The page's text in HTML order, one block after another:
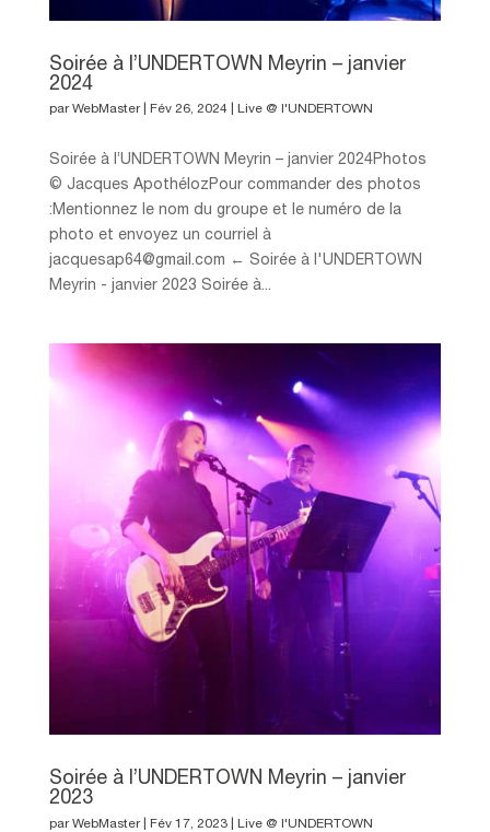
Soirée à l’UNDERTOWN Meyrin – janvier
2024
parWebMaster| Fév 26, 2024 Live @ l'UNDERTOWN
Soirée à l’UNDERTOWN Meyrin – janvier 2024Photos
© Jacques ApothélozPour commander des photos
:Mentionnez le nom du groupe et le numéro de la
photo et envoyez un courriel à
jacquesap64@gmail.com ← Soirée à l'UNDERTOWN
Meyrin - janvier 2023 Soirée à...
Soirée à l’UNDERTOWN Meyrin – janvier
2023
parWebMaster| Fév 17, 2023| Live @ l'UNDERTOWN